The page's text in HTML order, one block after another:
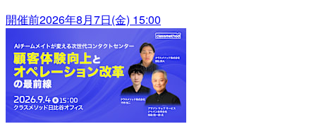
開催前2026年8月7日(金) 15:00